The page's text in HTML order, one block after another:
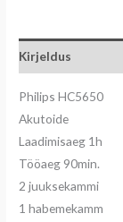
Kirjeldus
Philips HC5650
Akutoide
Laadimisaeg 1h
Tööaeg 90min.
2 juuksekammi
1 habemekamm